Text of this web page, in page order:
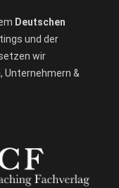
Deutschen
und der
wir
Unternehmern &